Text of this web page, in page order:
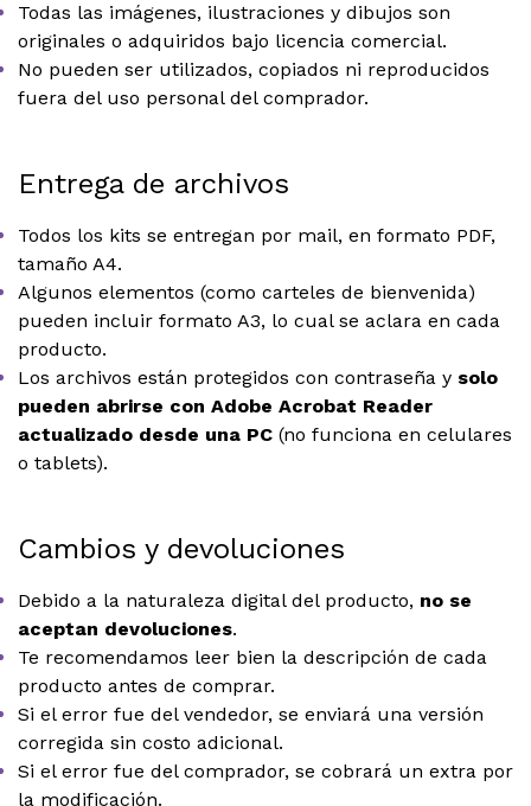
Todas las imágenes, ilustraciones y dibujos son
originales o adquiridos bajo licencia comercial.
No pueden ser utilizados, copiados ni reproducidos
fuera del uso personal del comprador.
Entrega de archivos
Todos los kits se entregan por mail, en formato PDF,
tamaño A4.
Algunos elementos (como carteles de bienvenida)
pueden incluir formato A3, lo cual se aclara en cada
producto.
Los archivos están protegidos con contraseña y solo
pueden abrirse con Adobe Acrobat Reader
actualizado desde una PC (no funciona en celulares
o tablets).
Cambios y devoluciones
Debido a la naturaleza digital del producto, no se
aceptan devoluciones.
Te recomendamos leer bien la descripción de cada
producto antes de comprar.
Si el error fue del vendedor, se enviará una versión
corregida sin costo adicional.
Si el error fue del comprador, se cobrará un extra por
la modificación.